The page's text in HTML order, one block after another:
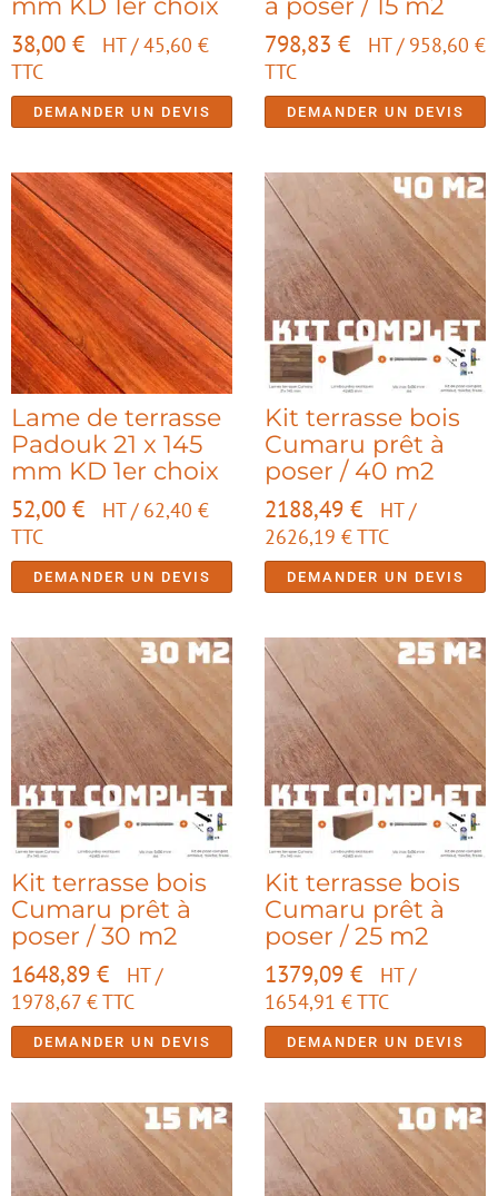
38,00 € HT /45,60 €
TTC
DEMANDER UN DEVIS
798,83 € HT / 958,60 €
TTC
DEMANDER UN DEVIS
Lame de terrasse
Padouk 21 x 145
mm KD 1er choix
52,00 € HT / 62,40 €
TTC
DEMANDER UN DEVIS
Kit terrasse bois
Cumaru prêt à
poser / 40 m2
2188,49 €
HT /
2626,19 €TTC
DEMANDER UN DEVIS
Kit terrasse bois
Cumaru prêt à
poser / 30 m2
1648,89 €
HT /
1978,67 €TTC
DEMANDER UN DEVIS
Kit terrasse bois
Cumaru prêt à
poser / 25 m2
1379,09 €
HT /
1654,91 €TTC
DEMANDER UN DEVIS